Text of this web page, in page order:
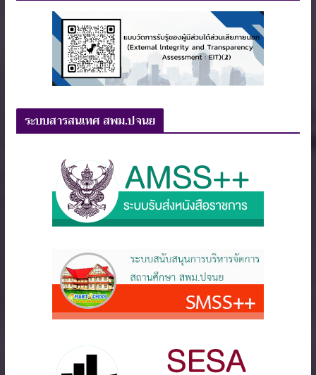
ระบบสารสนเทศ สพม.ปจนย